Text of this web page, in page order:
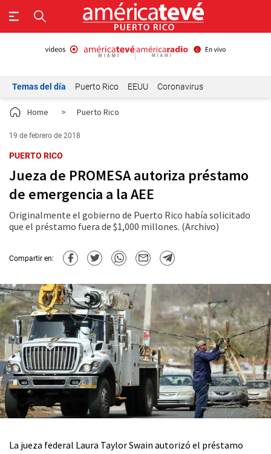
Temas del día Puerto Rico EEUU Coronavirus
Home > Puerto Rico
19 de febrero de 2018
PUERTO RICO
Jueza de PROMESA autoriza préstamo
de emergencia a la AEE
Originalmente el gobierno de Puerto Rico había solicitado
que el préstamo fuera de $1,000 millones. (Archivo)
Compartir en:
La jueza federal Laura Taylor Swain autorizó el préstamo